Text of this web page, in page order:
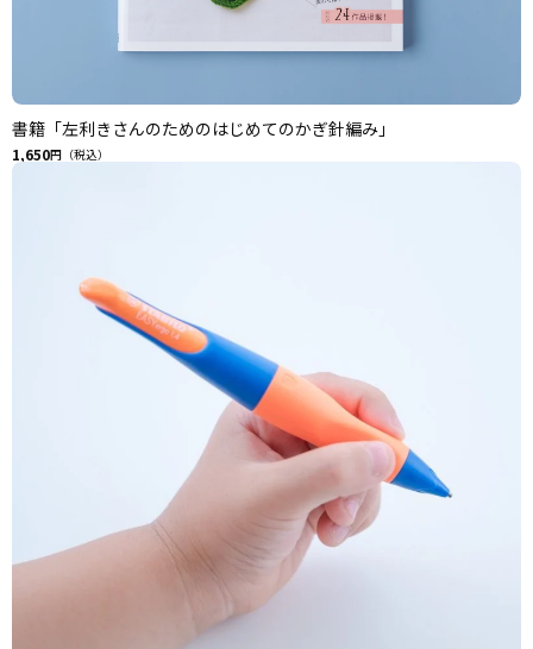
書籍「左利きさんのためのはじめてのかぎ針編み」
1,650円（税込）